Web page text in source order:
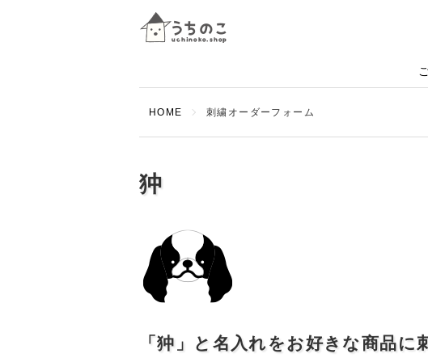
HOME 刺繍オーダーフォーム
狆
「狆」と名入れをお好きな商品